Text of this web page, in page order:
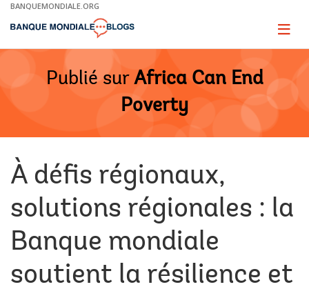
Skip
Main
BANQUEMONDIALE.ORG
Page
Publié sur Africa Can End
Poverty
À défis régionaux,
solutions régionales : la
Banque mondiale
soutient la résilience et